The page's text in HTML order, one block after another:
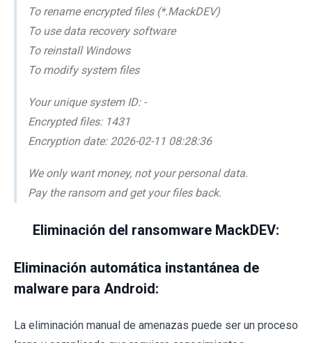
To rename encrypted files (*.MackDEV)
To use data recovery software
To reinstall Windows
To modify system files
Your unique system ID: -
Encrypted files: 1431
Encryption date: 2026-02-11 08:28:36
We only want money, not your personal data.
Pay the ransom and get your files back.
Eliminación del ransomware MackDEV:
Eliminación automática instantánea de
malware para Android:
La eliminación manual de amenazas puede ser un proceso